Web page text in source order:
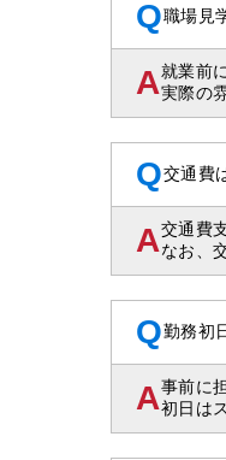
Q職場見
A就業前
実際の
Q交通費
A交通費
なお、
Q勤務初
A事前に
初日は